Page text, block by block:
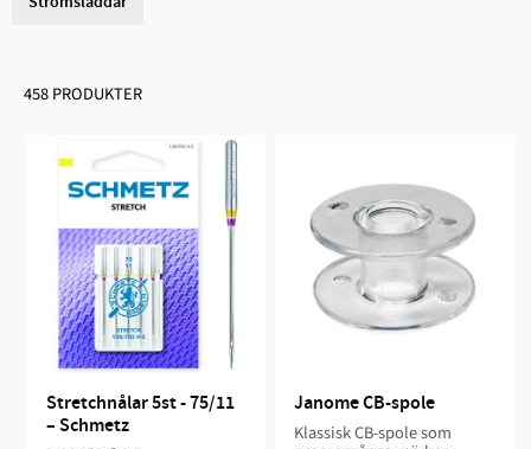
458 PRODUKTER
Stretchnålar 5st - 75/11
– Schmetz
Janome CB-spole
Klassisk CB-spole som